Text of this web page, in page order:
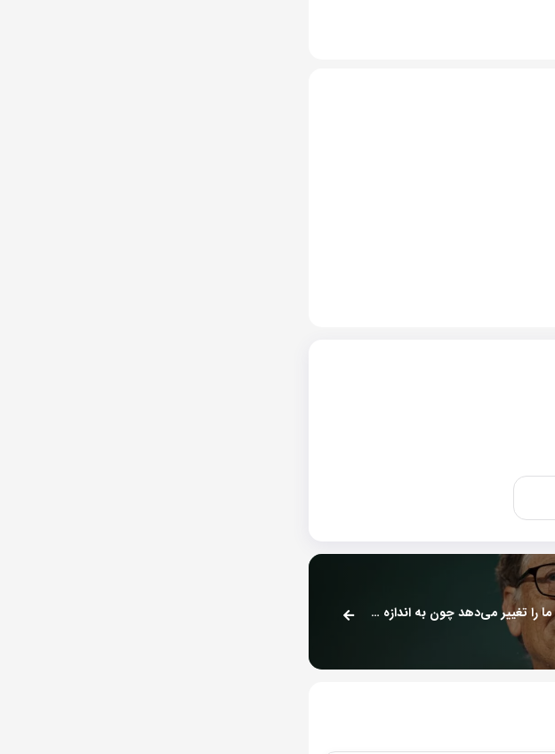
بیل گیتس: ChatGPT جهان ما را تغییر می‌دهد چون به اندازه اختراع اینترنت مهم است